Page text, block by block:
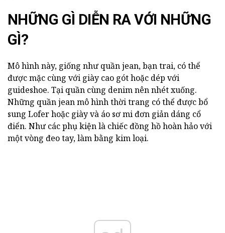
NHỮNG GÌ DIỄN RA VỚI NHỮNG
GÌ?
Mô hình này, giống như quần jean, bạn trai, có thể
được mặc cùng với giày cao gót hoặc dép với
guideshoe. Tại quần cùng denim nên nhét xuống.
Những quần jean mô hình thời trang có thể được bổ
sung Lofer hoặc giày và áo sơ mi đơn giản dáng cổ
điển. Như các phụ kiện là chiếc đồng hồ hoàn hảo với
một vòng đeo tay, làm bằng kim loại.